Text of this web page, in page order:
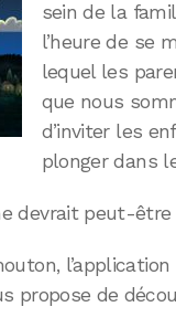
sein de la
l’heure de se
lequel les
que nous
d’inviter les
plonger dans
devrait peut-être
l’application
propose de